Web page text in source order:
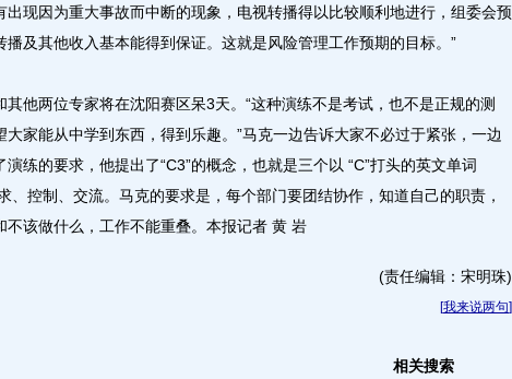
出现因为重大事故而中断的现象，电视转播得以比较顺利地进行，组委会预
播及其他收入基本能得到保证。这就是风险管理工作预期的目标。”
两位专家将在沈阳赛区呆3天。“这种演练不是考试，也不是正规的测
大家能从中学到东西，得到乐趣。”马克一边告诉大家不必过于紧张，一边
演练的要求，他提出了“C3”的概念，也就是三个以 “C”打头的英文单词
控制、交流。马克的要求是，每个部门要团结协作，知道自己的职责，
不该做什么，工作不能重叠。本报记者 黄 岩
(责任编辑：宋明珠)
[我来说两句]
相关搜索